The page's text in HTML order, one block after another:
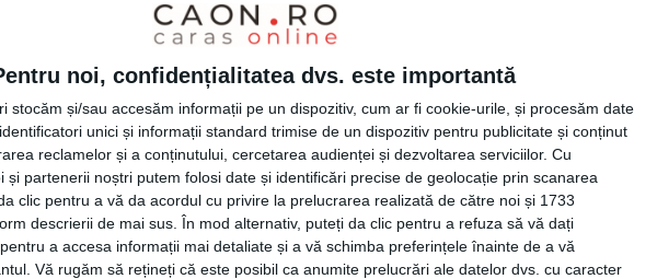
noi, confidențialitatea dvs. este importantă
stocăm și/sau accesăm informații pe un dispozitiv, cum ar fi cookie-urile, și procesăm date
unici și informații standard trimise de un dispozitiv pentru publicitate și conținut
reclamelor și a conținutului, cercetarea audienței și dezvoltarea serviciilor. Cu
și partenerii noștri putem folosi date și identificări precise de geolocație prin scanarea
clic pentru a vă da acordul cu privire la prelucrarea realizată de către noi și 1733
descrierii de mai sus. În mod alternativ, puteți da clic pentru a refuza să vă dați
a accesa informații mai detaliate și a vă schimba preferințele înainte de a vă
Vă rugăm să rețineți că este posibil ca anumite prelucrări ale datelor dvs. cu caracter
Redmi Note 13, oferă, de asemenea, performanțe
design super-durabil, iar noile dispozitive lansate
pentru a rezista dinamicii vieții de zi cu zi
stil și funcționalitate. Cu noua serie, producătorul
pentru smartphone-uri și le transformă într-o
Articole recente